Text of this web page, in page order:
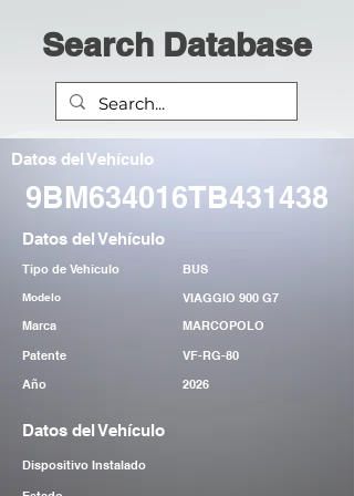
Search Database
Datos del Vehículo
9BM634016TB431438
Datos del Vehículo
Tipo de Vehiculo BUS
Modelo
VIAGGIO 900 G7
Marca
MARCOPOLO
Patente
VF-RG-80
Año
2026
Datos del Vehículo
Dispositivo Instalado